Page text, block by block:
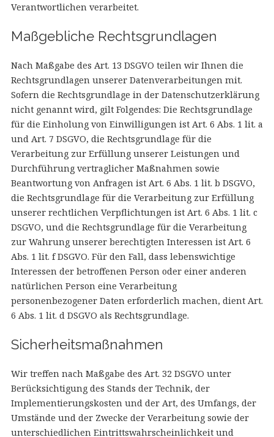
Verantwortlichen verarbeitet.
Maßgebliche Rechtsgrundlagen
Nach Maßgabe des Art. 13 DSGVO teilen wir Ihnen die
Rechtsgrundlagen unserer Datenverarbeitungen mit.
Sofern die Rechtsgrundlage in der Datenschutzerklärung
nicht genannt wird, gilt Folgendes: Die Rechtsgrundlage
für die Einholung von Einwilligungen ist Art. 6 Abs. 1 lit. a
und Art. 7 DSGVO, die Rechtsgrundlage für die
Verarbeitung zur Erfüllung unserer Leistungen und
Durchführung vertraglicher Maßnahmen sowie
Beantwortung von Anfragen ist Art. 6 Abs. 1 lit. b DSGVO,
die Rechtsgrundlage für die Verarbeitung zur Erfüllung
unserer rechtlichen Verpflichtungen ist Art. 6 Abs. 1 lit. c
DSGVO, und die Rechtsgrundlage für die Verarbeitung
zur Wahrung unserer berechtigten Interessen ist Art. 6
Abs. 1 lit. f DSGVO. Für den Fall, dass lebenswichtige
Interessen der betroffenen Person oder einer anderen
natürlichen Person eine Verarbeitung
personenbezogener Daten erforderlich machen, dient Art.
6 Abs. 1 lit. d DSGVO als Rechtsgrundlage.
Sicherheitsmaßnahmen
Wir treffen nach Maßgabe des Art. 32 DSGVO unter
Berücksichtigung des Stands der Technik, der
Implementierungskosten und der Art, des Umfangs, der
Umstände und der Zwecke der Verarbeitung sowie der
unterschiedlichen Eintrittswahrscheinlichkeit und